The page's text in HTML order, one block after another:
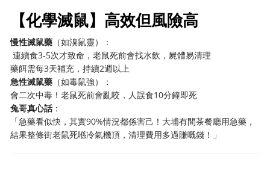
【化學滅鼠】高效但風險高
慢性滅鼠藥 （如溴鼠靈）：
️ 連續食3-5次才致命，老鼠死前會找水飲，屍體易清理
藥餌需每3天補充，持續2週以上
急性滅鼠藥 （如毒鼠強）：
會二次中毒！老鼠死前會亂咬，人誤食10分鐘即死
兔哥真心話：
「急藥看似快，其實90%情況都係害己！大埔有間茶餐廳用急藥，
結果整條街老鼠死喺冷氣機頂，清理費用多過賺嘅錢！」